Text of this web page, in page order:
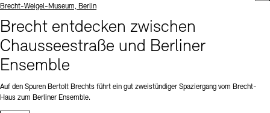
Standort
Brecht-Weigel-Museum, Berlin
Brecht entdecken zwischen
Chausseestraße und Berliner
Ensemble
Auf den Spuren Bertolt Brechts führt ein gut zweistündiger Spaziergang vom Brecht-
Haus zum Berliner Ensemble.